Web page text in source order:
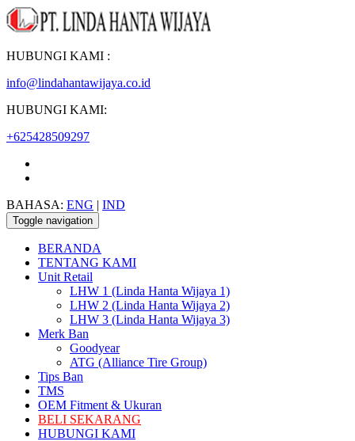
HUBUNGI KAMI :
info@lindahantawijaya.co.id
HUBUNGI KAMI:
+625428509297
BAHASA: ENG | IND
Toggle navigation
BERANDA
TENTANG KAMI
Unit Retail
LHW 1 (Linda Hanta Wijaya 1)
LHW 2 (Linda Hanta Wijaya 2)
LHW 3 (Linda Hanta Wijaya 3)
Merk Ban
Goodyear
ATG (Alliance Tire Group)
Tips Ban
TMS
OEM Fitment & Ukuran
BELI SEKARANG
HUBUNGI KAMI